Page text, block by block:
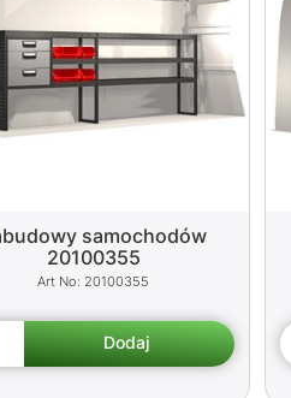
samochodów
20100355
20100355